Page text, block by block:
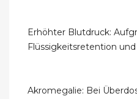
Erhöhter Blutdruck:
Flüssigkeitsretention
Akromegalie: Bei